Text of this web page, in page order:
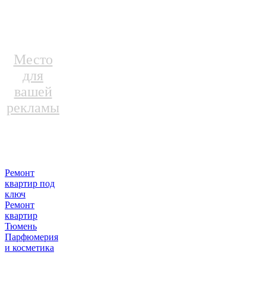
Место
для
вашей
рекламы
Ремонт
квартир под
ключ
Ремонт
квартир
Тюмень
Парфюмерия
и косметика